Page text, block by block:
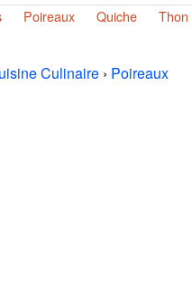
Poireaux Quiche Thon
Culinaire › Poireaux